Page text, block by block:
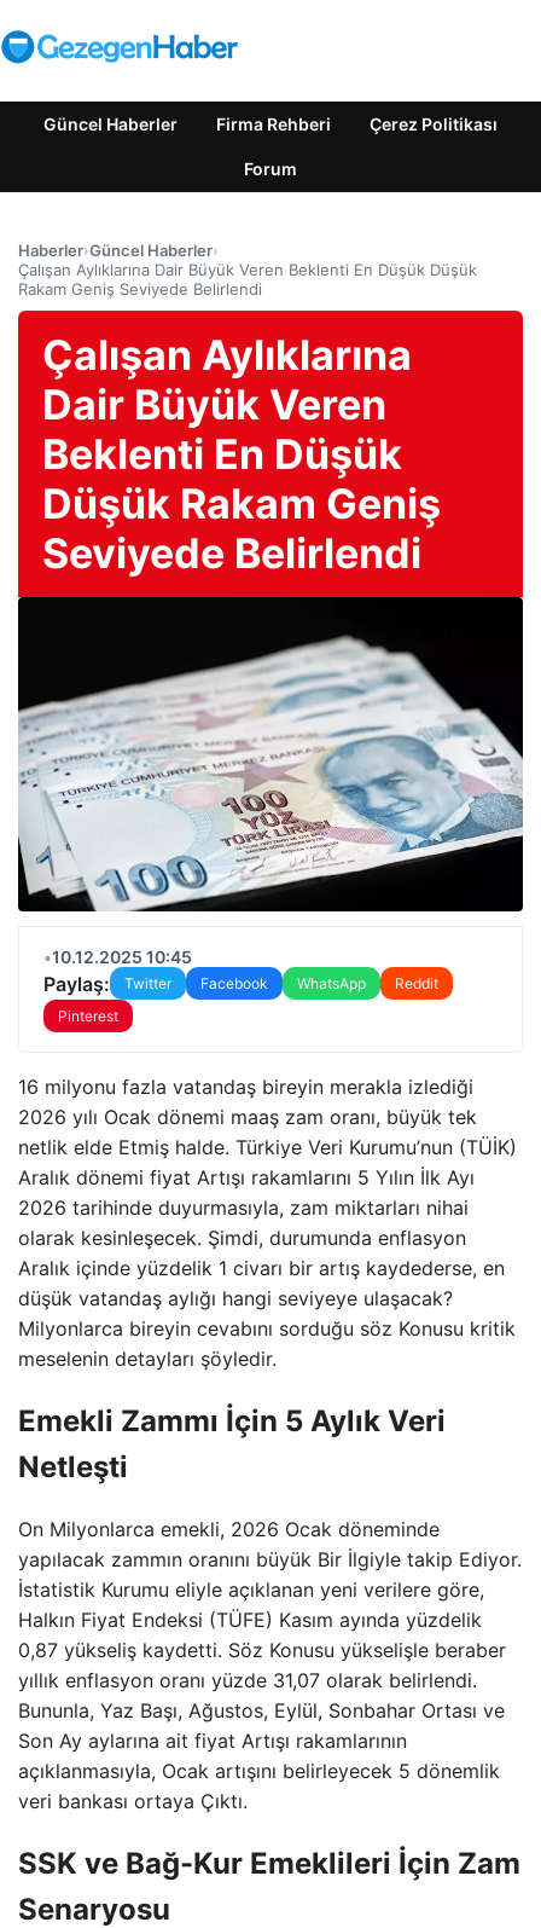
Güncel Haberler Firma Rehberi Çerez Politikası
Forum
Haberler›Güncel Haberler›
Çalışan Aylıklarına Dair Büyük Veren Beklenti En Düşük Düşük
Rakam Geniş Seviyede Belirlendi
Çalışan Aylıklarına
Dair Büyük Veren
Beklenti En Düşük
Düşük Rakam Geniş
Seviyede Belirlendi
•10.12.2025 10:45
Paylaş: Twitter Facebook WhatsApp
Reddit
Pinterest
16 milyonu fazla vatandaş bireyin merakla izlediği
2026 yılı Ocak dönemi maaş zam oranı, büyük tek
netlik elde Etmiş halde. Türkiye Veri Kurumu’nun (TÜİK)
Aralık dönemi fiyat Artışı rakamlarını 5 Yılın İlk Ayı
2026 tarihinde duyurmasıyla, zam miktarları nihai
olarak kesinleşecek. Şimdi, durumunda enflasyon
Aralık içinde yüzdelik 1 civarı bir artış kaydederse, en
düşük vatandaş aylığı hangi seviyeye ulaşacak?
Milyonlarca bireyin cevabını sorduğu söz Konusu kritik
meselenin detayları şöyledir.
Emekli Zammı İçin 5 Aylık Veri
Netleşti
On Milyonlarca emekli, 2026 Ocak döneminde
yapılacak zammın oranını büyük Bir İlgiyle takip Ediyor.
İstatistik Kurumu eliyle açıklanan yeni verilere göre,
Halkın Fiyat Endeksi (TÜFE) Kasım ayında yüzdelik
0,87 yükseliş kaydetti. Söz Konusu yükselişle beraber
yıllık enflasyon oranı yüzde 31,07 olarak belirlendi.
Bununla, Yaz Başı, Ağustos, Eylül, Sonbahar Ortası ve
Son Ay aylarına ait fiyat Artışı rakamlarının
açıklanmasıyla, Ocak artışını belirleyecek 5 dönemlik
veri bankası ortaya Çıktı.
SSK ve Bağ-Kur Emeklileri İçin Zam
Senaryosu